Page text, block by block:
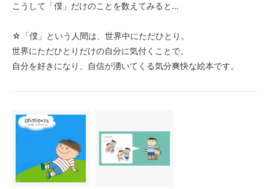
こうして「僕」だけのことを数えてみると…
☆「僕」という人間は、世界中にただひとり。
世界にただひとりだけの自分に気付くことで、
自分を好きになり、自信が湧いてくる気分爽快な絵本です。